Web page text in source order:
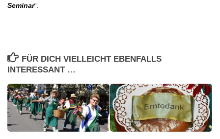
Seminar“.
FÜR DICH VIELLEICHT EBENFALLS
INTERESSANT …